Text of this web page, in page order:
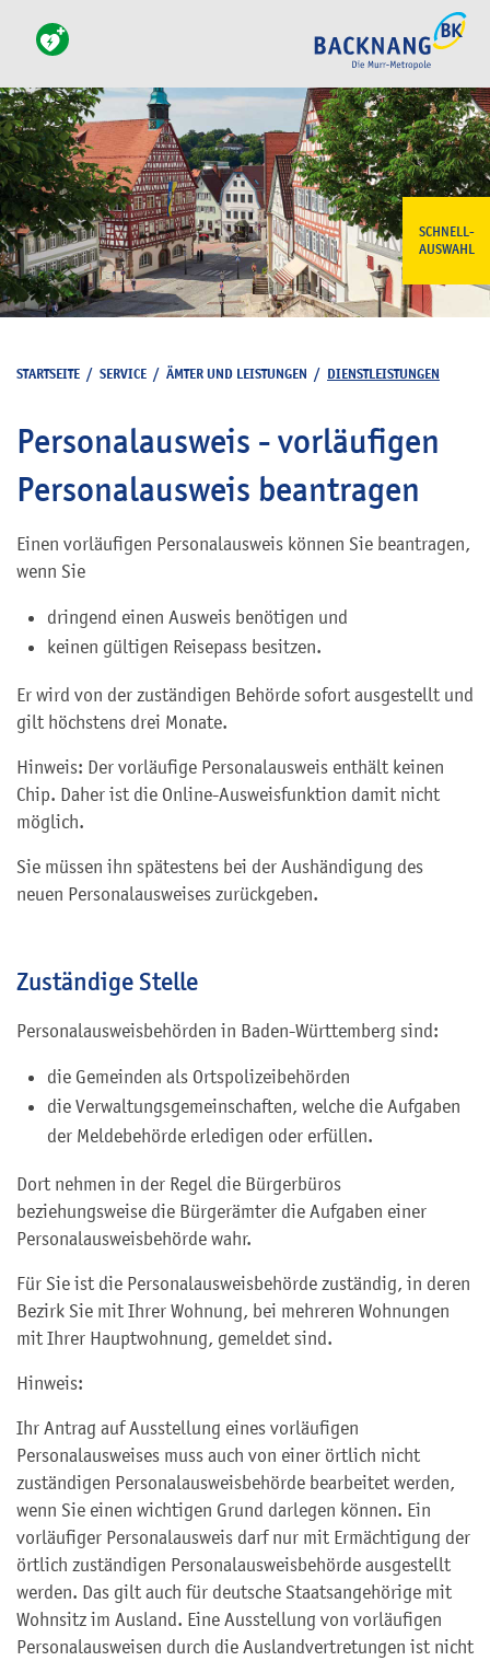
SCHNELL-
AUSWAHL
STARTSEITE / SERVICE / ÄMTER UND LEISTUNGEN / DIENSTLEISTUNGEN
Personalausweis - vorläufigen
Personalausweis beantragen
Einen vorläufigen Personalausweis können Sie beantragen,
wenn Sie
dringend einen Ausweis benötigen und
keinen gültigen Reisepass besitzen.
Er wird von der zuständigen Behörde sofort ausgestellt und
gilt höchstens drei Monate.
Hinweis: Der vorläufige Personalausweis enthält keinen
Chip. Daher ist die Online-Ausweisfunktion damit nicht
möglich.
Sie müssen ihn spätestens bei der Aushändigung des
neuen Personalausweises zurückgeben.
Zuständige Stelle
Personalausweisbehörden in Baden-Württemberg sind:
die Gemeinden als Ortspolizeibehörden
die Verwaltungsgemeinschaften, welche die Aufgaben
der Meldebehörde erledigen oder erfüllen.
Dort nehmen in der Regel die Bürgerbüros
beziehungsweise die Bürgerämter die Aufgaben einer
Personalausweisbehörde wahr.
Für Sie ist die Personalausweisbehörde zuständig, in deren
Bezirk Sie mit Ihrer Wohnung, bei mehreren Wohnungen
mit Ihrer Hauptwohnung, gemeldet sind.
Hinweis:
Ihr Antrag auf Ausstellung eines vorläufigen
Personalausweises muss auch von einer örtlich nicht
zuständigen Personalausweisbehörde bearbeitet werden,
wenn Sie einen wichtigen Grund darlegen können. Ein
vorläufiger Personalausweis darf nur mit Ermächtigung der
örtlich zuständigen Personalausweisbehörde ausgestellt
werden. Das gilt auch für deutsche Staatsangehörige mit
Wohnsitz im Ausland. Eine Ausstellung von vorläufigen
Personalausweisen durch die Auslandvertretungen ist nicht